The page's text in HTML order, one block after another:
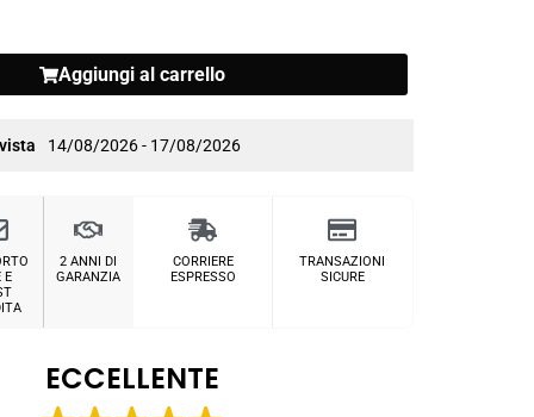
Aggiungi al carrello
14/08/2026 - 17/08/2026
E
2 ANNI DI
GARANZIA
CORRIERE
ESPRESSO
TRANSAZIONI
SICURE
ECCELLENTE